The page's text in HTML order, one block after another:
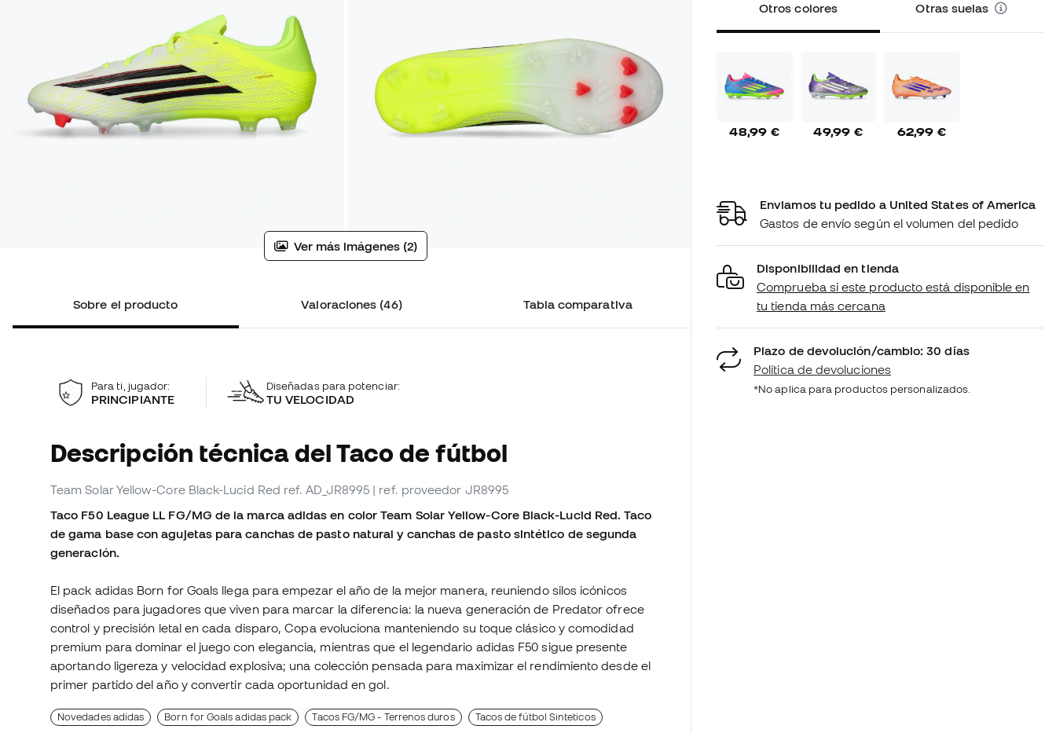
Ver más imágenes (2)
Sobre el producto Valoraciones (46) Tabla comparativa
Para ti, jugador:
PRINCIPIANTE
Diseñadas para potenciar:
TU VELOCIDAD
Descripción técnica del Taco de fútbol
Team Solar Yellow-Core Black-Lucid Red ref. AD_JR8995 | ref. proveedor JR8995
Taco F50 League LL FG/MG de la marca adidas en color Team Solar Yellow-Core Black-Lucid Red. Taco
de gama base con agujetas para canchas de pasto natural y canchas de pasto sintético de segunda
generación.
El pack adidas Born for Goals llega para empezar el año de la mejor manera, reuniendo silos icónicos
diseñados para jugadores que viven para marcar la diferencia: la nueva generación de Predator ofrece
control y precisión letal en cada disparo, Copa evoluciona manteniendo su toque clásico y comodidad
premium para dominar el juego con elegancia, mientras que el legendario adidas F50 sigue presente
aportando ligereza y velocidad explosiva; una colección pensada para maximizar el rendimiento desde el
primer partido del año y convertir cada oportunidad en gol.
Novedades adidas Born for Goals adidas pack Tacos FG/MG - Terrenos duros Tacos de fútbol Sinteticos
Otros colores Otras suelas
48,99 € 49,99 € 62,99 €
Enviamos tu pedido a United States of America
Gastos de envío según el volumen del pedido
Disponibilidad en tienda
Comprueba si este producto está disponible en
tu tienda más cercana
Plazo de devolución/cambio: 30 días
Política de devoluciones
*No aplica para productos personalizados.